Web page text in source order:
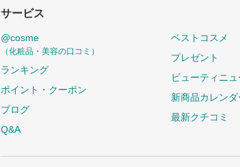
サービス
@cosme
（化粧品・美容の口コミ）
ランキング
ポイント・クーポン
ブログ
Q&A
ベストコスメ
プレゼント
ビューティニュ
新商品カレンダ
最新クチコミ